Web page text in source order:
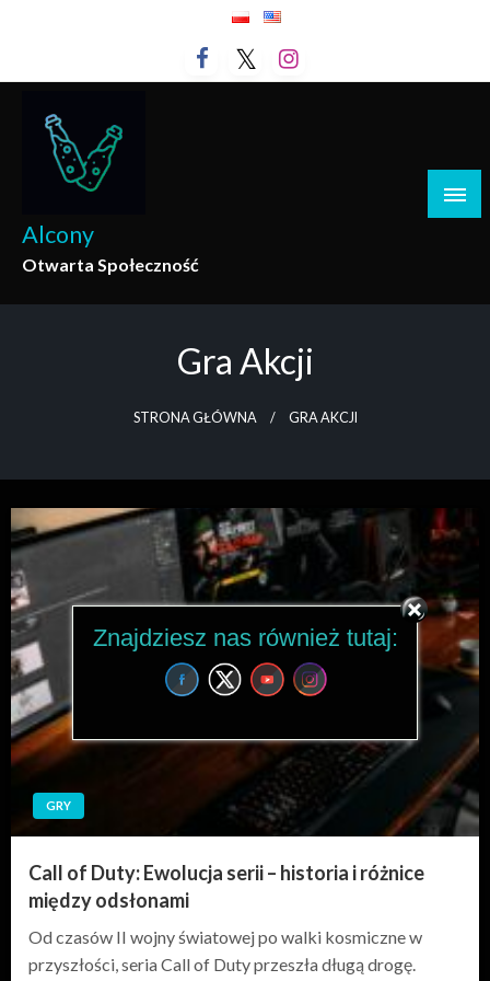
Alcony
Otwarta Społeczność
Gra Akcji
STRONA GŁÓWNA GRA AKCJI
GRY
Call of Duty: Ewolucja serii – historia i różnice
między odsłonami
Od czasów II wojny światowej po walki kosmiczne w
przyszłości, seria Call of Duty przeszła długą drogę.
Znajdziesz nas również tutaj: